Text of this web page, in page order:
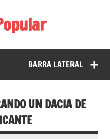
las verdaderas.
BARRA LATERAL
UN DACIA DE